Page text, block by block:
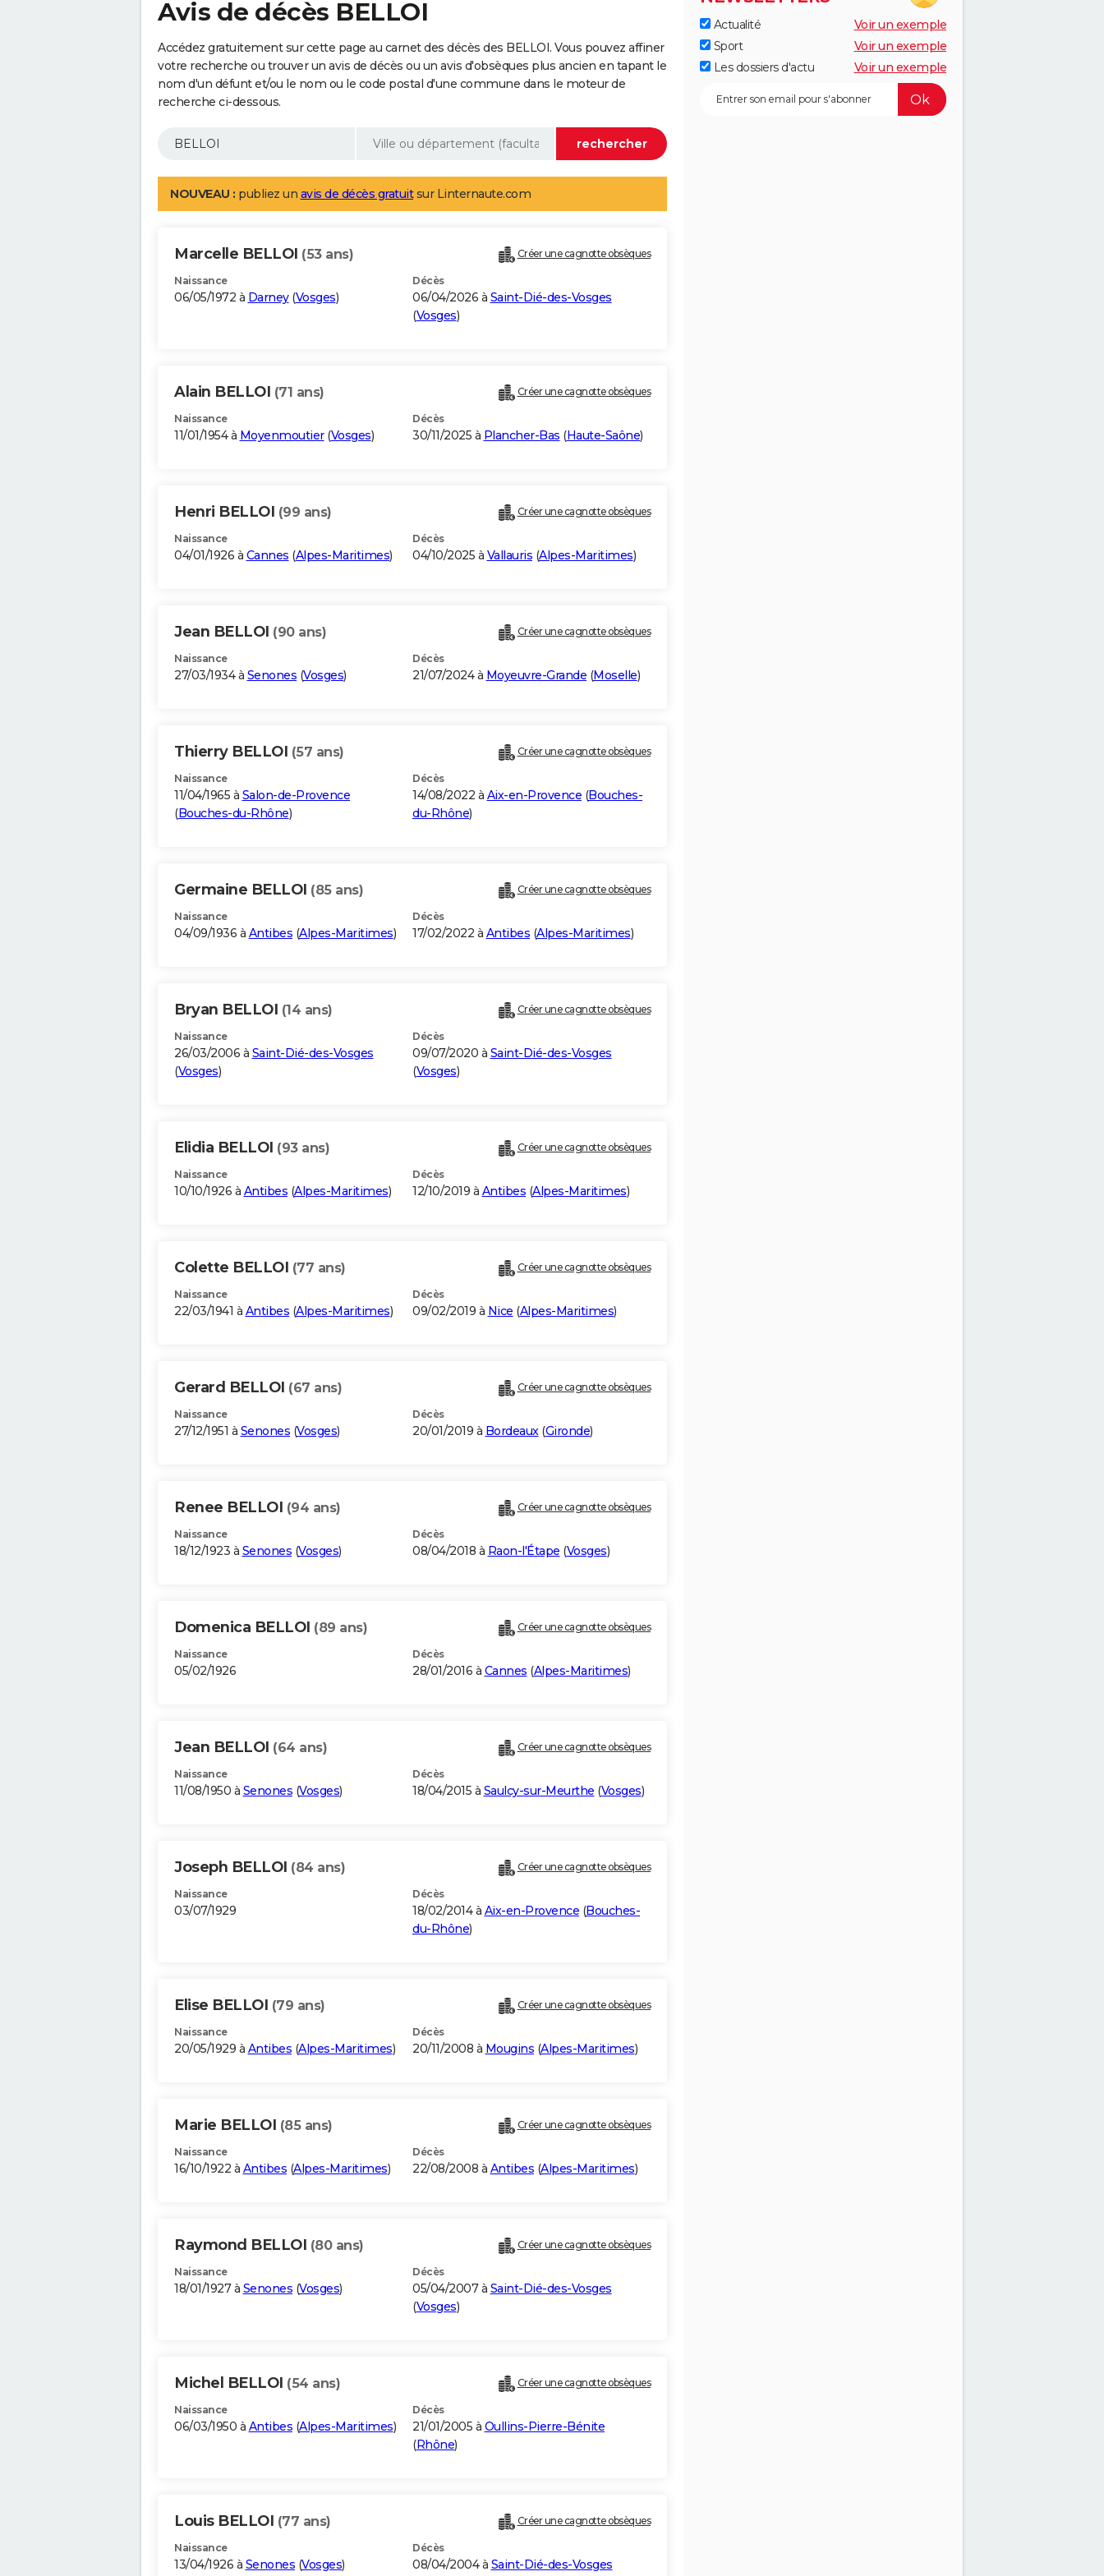
Avis de décès BELLOI
Accédez gratuitement sur cette page au carnet des décès des BELLOI. Vous pouvez affiner
votre recherche ou trouver un avis de décès ou un avis d'obsèques plus ancien en tapant le
nom d'un défunt et/ou le nom ou le code postal d'une commune dans le moteur de
recherche ci-dessous.
NOUVEAU : publiez un avis de décès gratuitsur Linternaute.com
Marcelle BELLOI (53 ans) Créer une cagnotte obsèques
Naissance
06/05/1972 à Darney(Vosges)
Décès
06/04/2026 à Saint-Dié-des-Vosges
(Vosges)
Alain BELLOI (71 ans) Créer une cagnotte obsèques
Naissance
11/01/1954 à Moyenmoutier(Vosges)
Décès
30/11/2025 à Plancher-Bas (Haute-Saône)
Henri BELLOI (99 ans) Créer une cagnotte obsèques
Naissance
04/01/1926 à Cannes (Alpes-Maritimes)
Décès
04/10/2025 à Vallauris (Alpes-Maritimes)
Jean BELLOI (90 ans) Créer une cagnotte obsèques
Naissance
27/03/1934 à Senones (Vosges)
Décès
21/07/2024 à Moyeuvre-Grande (Moselle)
Thierry BELLOI (57 ans) Créer une cagnotte obsèques
Naissance
11/04/1965 à Salon-de-Provence
(Bouches-du-Rhône)
Décès
14/08/2022 à Aix-en-Provence (Bouches-
du-Rhône)
Germaine BELLOI (85 ans) Créer une cagnotte obsèques
Naissance
04/09/1936 à Antibes (Alpes-Maritimes)
Décès
17/02/2022 à Antibes (Alpes-Maritimes)
Bryan BELLOI (14 ans) Créer une cagnotte obsèques
Naissance
26/03/2006 à Saint-Dié-des-Vosges
(Vosges)
Décès
09/07/2020 à Saint-Dié-des-Vosges
(Vosges)
Elidia BELLOI (93 ans) Créer une cagnotte obsèques
Naissance
10/10/1926 à Antibes (Alpes-Maritimes)
Décès
12/10/2019 à Antibes (Alpes-Maritimes)
Colette BELLOI (77 ans) Créer une cagnotte obsèques
Naissance
22/03/1941 à Antibes (Alpes-Maritimes)
Décès
09/02/2019 à Nice (Alpes-Maritimes)
Gerard BELLOI (67 ans) Créer une cagnotte obsèques
Naissance
27/12/1951 à Senones (Vosges)
Décès
20/01/2019 à Bordeaux(Gironde)
Renee BELLOI (94 ans) Créer une cagnotte obsèques
Naissance
18/12/1923 à Senones (Vosges)
Décès
08/04/2018 à Raon-l'Étape (Vosges)
Domenica BELLOI (89 ans) Créer une cagnotte obsèques
Naissance
05/02/1926
Décès
28/01/2016 à Cannes (Alpes-Maritimes)
Jean BELLOI (64 ans) Créer une cagnotte obsèques
Naissance
11/08/1950 à Senones (Vosges)
Décès
18/04/2015 à Saulcy-sur-Meurthe (Vosges)
Joseph BELLOI (84 ans) Créer une cagnotte obsèques
Naissance
03/07/1929
Décès
18/02/2014 à Aix-en-Provence (Bouches-
du-Rhône)
Elise BELLOI (79 ans) Créer une cagnotte obsèques
Naissance
20/05/1929 à Antibes (Alpes-Maritimes)
Décès
20/11/2008 à Mougins (Alpes-Maritimes)
Marie BELLOI (85 ans) Créer une cagnotte obsèques
Naissance
16/10/1922 à Antibes (Alpes-Maritimes)
Décès
22/08/2008 à Antibes (Alpes-Maritimes)
Raymond BELLOI (80 ans) Créer une cagnotte obsèques
Naissance
18/01/1927 à Senones (Vosges)
Décès
05/04/2007 à Saint-Dié-des-Vosges
(Vosges)
Michel BELLOI (54 ans) Créer une cagnotte obsèques
Naissance
06/03/1950 à Antibes (Alpes-Maritimes)
Décès
21/01/2005 à Oullins-Pierre-Bénite
(Rhône)
Louis BELLOI (77 ans) Créer une cagnotte obsèques
Naissance
13/04/1926 à Senones (Vosges)
Décès
08/04/2004 à Saint-Dié-des-Vosges
Actualité
Voir un exemple
Sport
Voir un exemple
Les dossiers d'actu
Voir un exemple